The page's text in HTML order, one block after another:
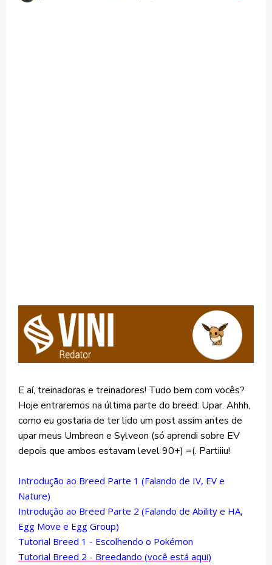
E aí, treinadoras e treinadores! Tudo bem com vocês?
Hoje entraremos na última parte do breed: Upar. Ahhh,
como eu gostaria de ter lido um post assim antes de
upar meus Umbreon e Sylveon (só aprendi sobre EV
depois que ambos estavam level 90+) =(. Partiiiu!
Introdução ao Breed Parte 1 (Falando de IV, EV e
Nature)
Introdução ao Breed Parte 2 (Falando de Ability e HA,
Egg Move e Egg Group)
Tutorial Breed 1 - Escolhendo o Pokémon
Tutorial Breed 2 - Breedando (você está aqui)